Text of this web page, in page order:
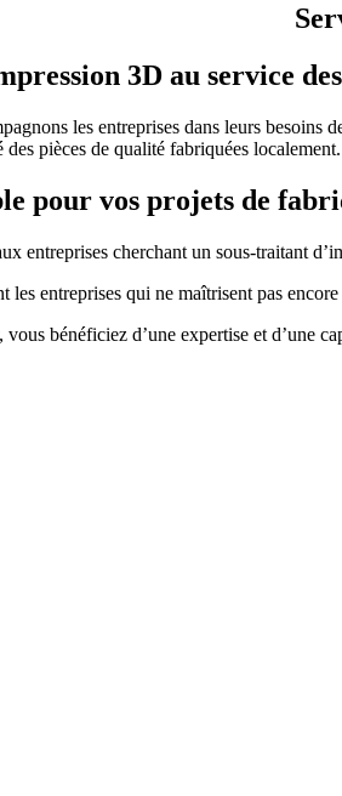
3D au service
les entreprises dans leurs
des pièces de qualité fabriquées
pour vos projets de
entreprises cherchant un sous-traitant
les entreprises qui ne maîtrisent pas
bénéficiez d’une expertise et d’une